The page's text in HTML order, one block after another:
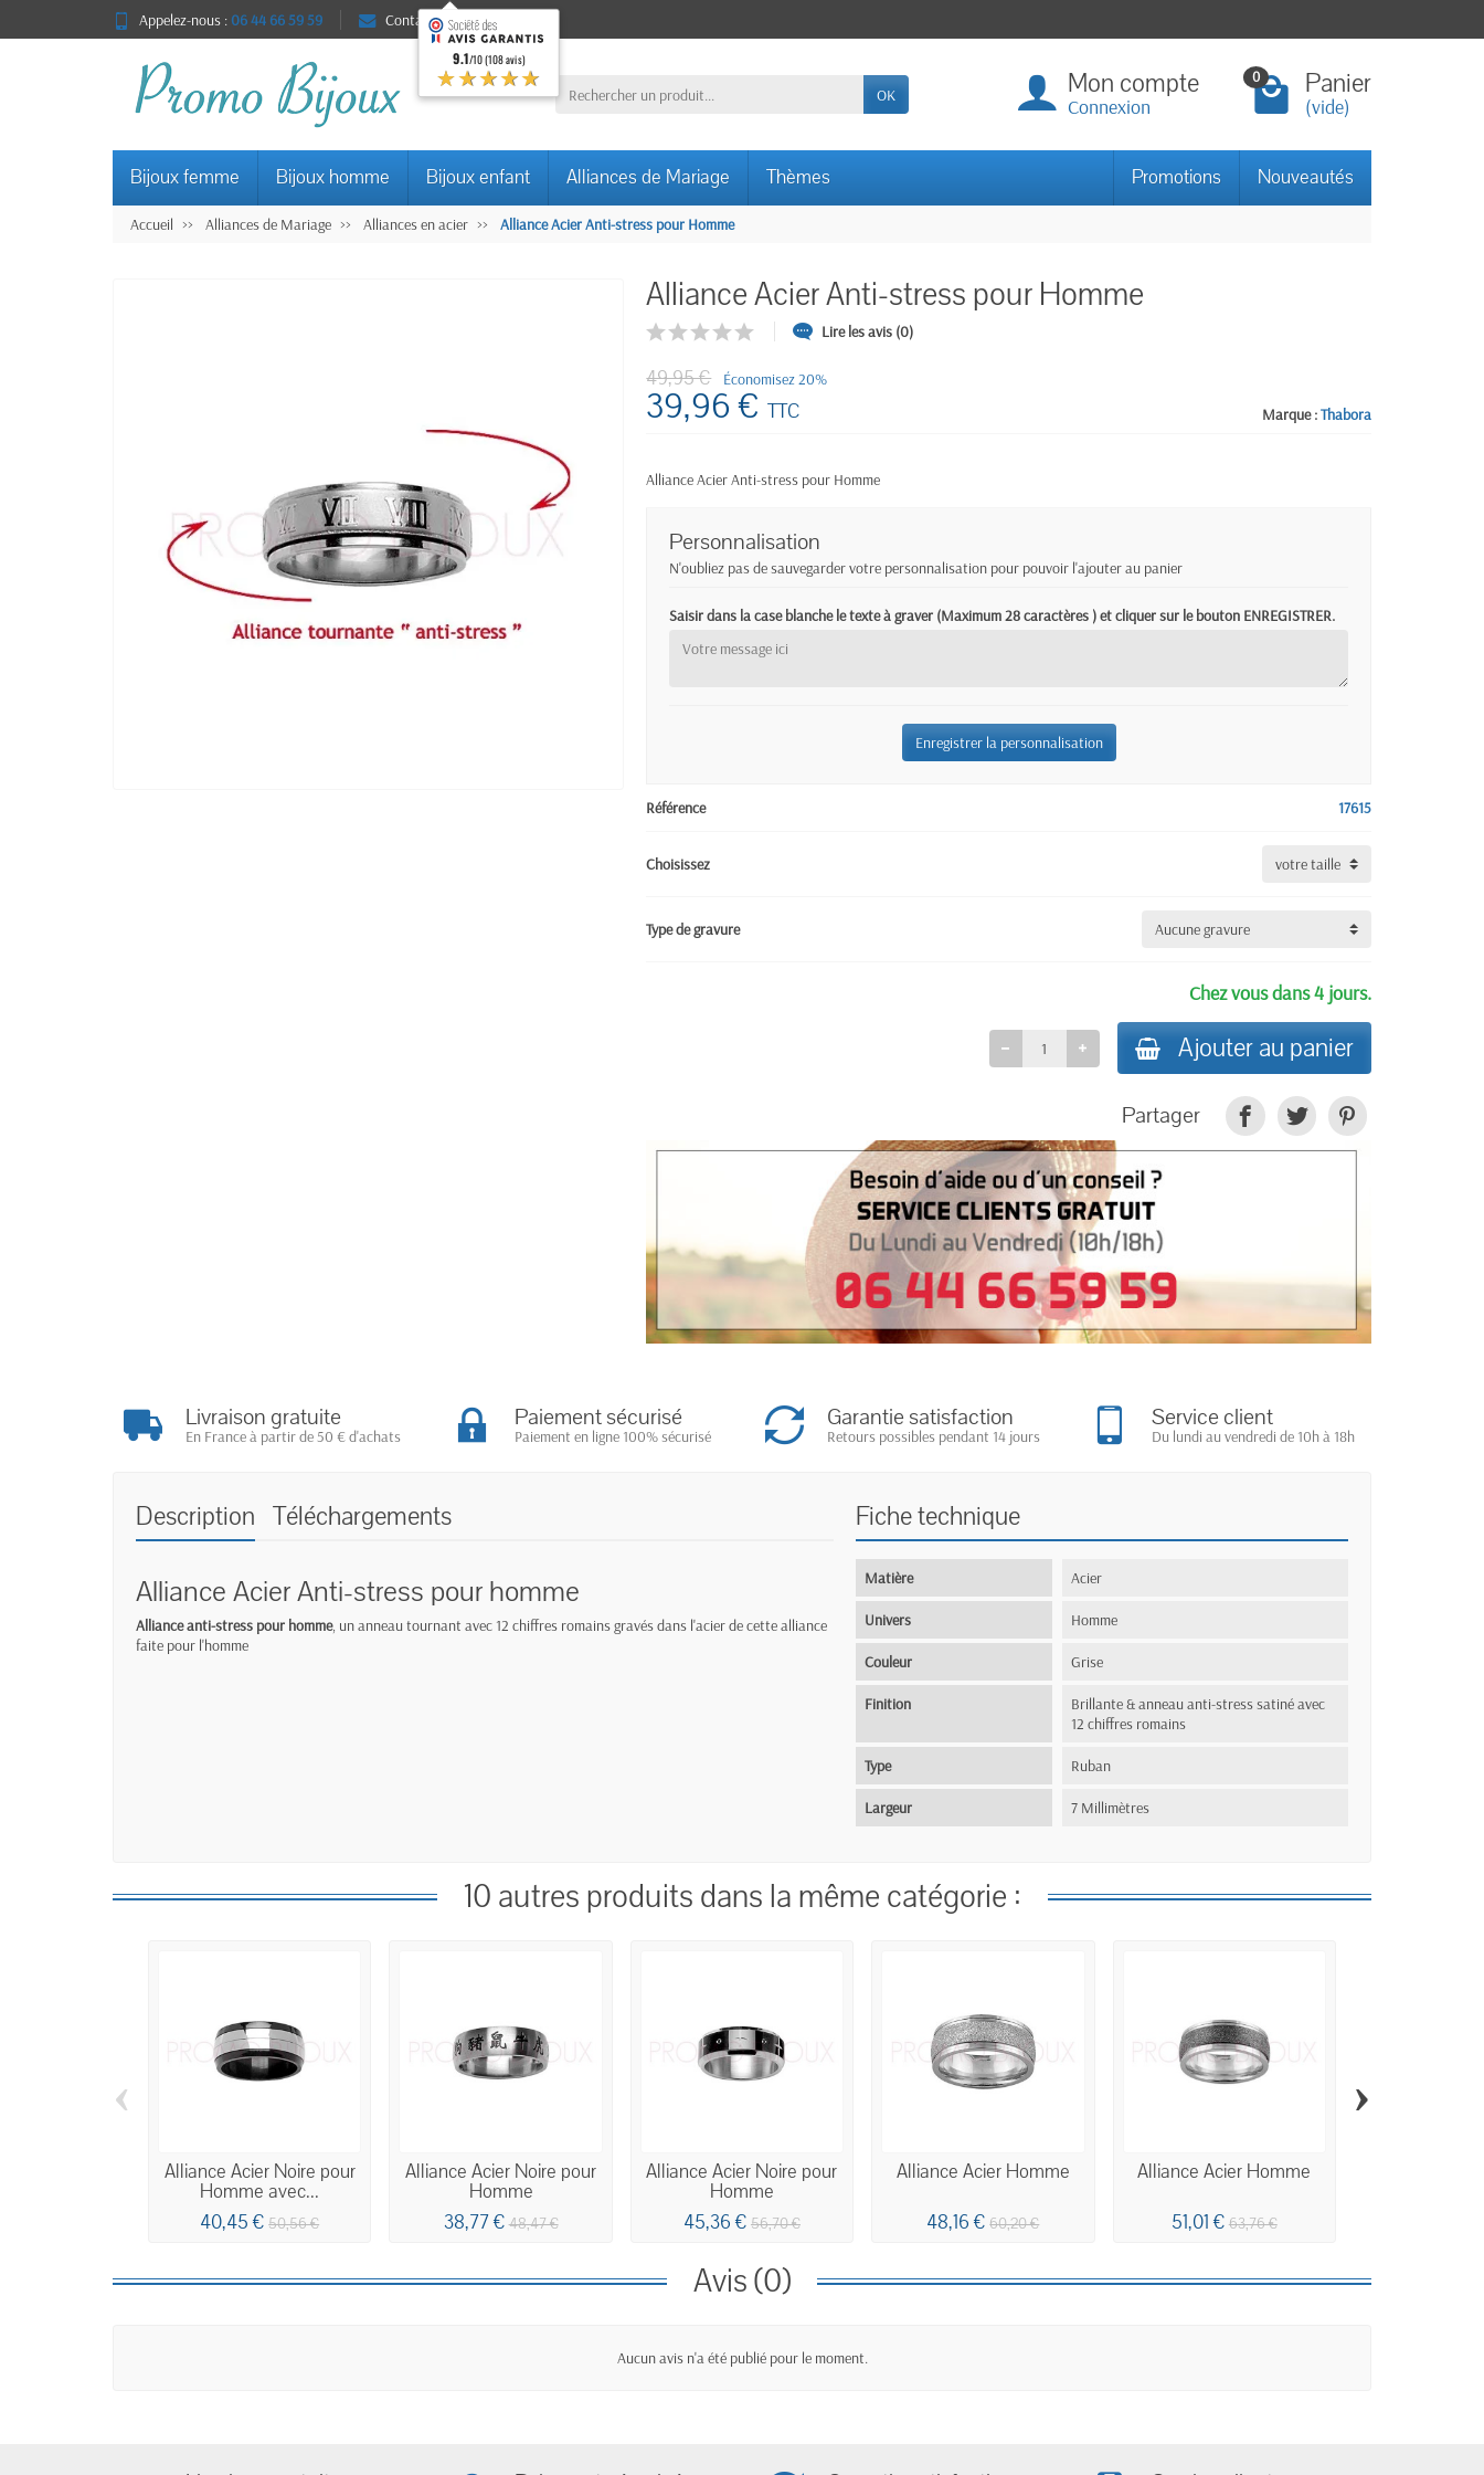
Appelez-nous : 06 44 66 59 59 Contact
OK Mon compte
Connexion
0 Panier
(vide)
Bijoux femme Bijoux homme Bijoux enfant Alliances de Mariage Thèmes Promotions Nouveautés
Accueil Alliances de Mariage Alliances en acier Alliance Acier Anti-stress pour Homme
Alliance Acier Anti-stress pour Homme
Lire les avis (0)
Marque :Thabora
49,95 € Économisez 20%
39,96 €TTC
Alliance Acier Anti-stress pour Homme
Personnalisation
N'oubliez pas de sauvegarder votre personnalisation pour pouvoir l'ajouter au panier
Saisir dans la case blanche le texte à graver (Maximum 28 caractères ) et cliquer sur le bouton ENREGISTRER.
Enregistrer la personnalisation
Référence 17615
Choisissez
Type de gravure
Chez vous dans 4 jours.
Ajouter au panier
Partager
Livraison gratuite
En France à partir de 50 € d'achats
Paiement sécurisé
Paiement en ligne 100% sécurisé
Garantie satisfaction
Retours possibles pendant 14 jours
Service client
Du lundi au vendredi de 10h à 18h
Description Téléchargements
Alliance Acier Anti-stress pour homme
Alliance anti-stress pour homme, un anneau tournant avec 12 chiffres romains gravés dans l'acier de cette alliance
faite pour l'homme
Fiche technique
Matière Acier
Univers Homme
Couleur Grise
Finition
Brillante & anneau anti-stress satiné avec
12 chiffres romains
Type Ruban
Largeur 7 Millimètres
10 autres produits dans la même catégorie :
Alliance Acier Noire pour
Homme avec...
40,45 € 50,56 €
Alliance Acier Noire pour
Homme
38,77 €48,47 €
Alliance Acier Noire pour
Homme
45,36 € 56,70 €
Alliance Acier Homme
48,16 € 60,20 €
Alliance Acier Homme
51,01 € 63,76 €
‹ ›
Avis (0)
Aucun avis n'a été publié pour le moment.
9.1/10 (108 avis)
★★★★★